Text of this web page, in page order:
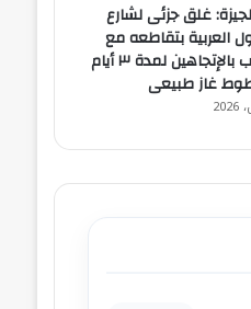
غلق جزئى لشارع
العربية بتقاطعه مع
شارع شهاب بالإتجاهين لمدة ٣ أيام
غاز طبيعى